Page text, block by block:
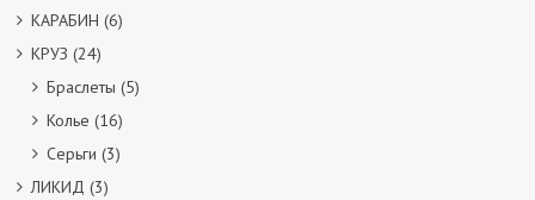
КАРАБИН (6)
КРУЗ (24)
Браслеты (5)
Колье (16)
Серьги (3)
ЛИКИД (3)